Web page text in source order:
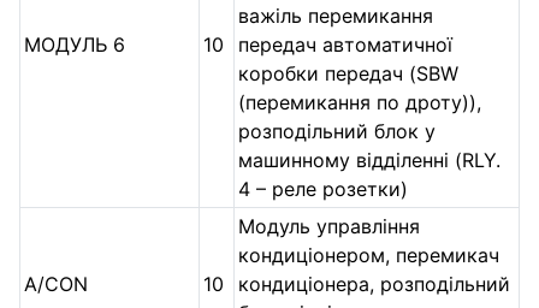
МОДУЛЬ 6 10
важіль перемикання
передач автоматичної
коробки передач (SBW
(перемикання по дроту)),
розподільний блок у
машинному відділенні (RLY.
4 – реле розетки)
A/CON 10
Модуль управління
кондиціонером, перемикач
кондиціонера, розподільний